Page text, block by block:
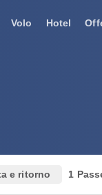
Volo Hotel
e ritorno 1